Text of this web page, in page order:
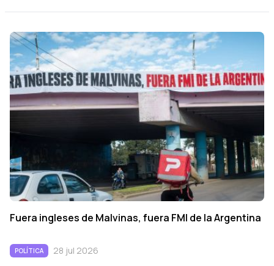
Fuera ingleses de Malvinas, fuera FMI de la Argentina
POLÍTICA 28 jul 2026